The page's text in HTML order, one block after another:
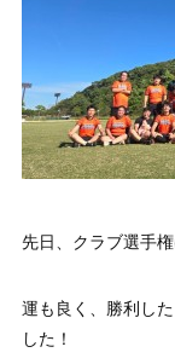
先日、クラブ選手
運も良く、勝利し
した！